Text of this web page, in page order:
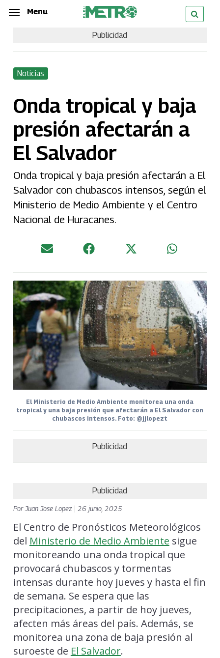
Skip
content
Menu
Publicidad
Noticias
Onda tropical y baja
presión afectarán a
El Salvador
Onda tropical y baja presión afectarán a El
Salvador con chubascos intensos, según el
Ministerio de Medio Ambiente y el Centro
Nacional de Huracanes.
El Ministerio de Medio Ambiente monitorea una onda
tropical y una baja presión que afectarán a El Salvador con
chubascos intensos. Foto: @jjlopezt
Publicidad
Publicidad
Por Juan Jose Lopez 26 junio, 2025
El Centro de Pronósticos Meteorológicos
del Ministerio de Medio Ambiente sigue
monitoreando una onda tropical que
provocará chubascos y tormentas
intensas durante hoy jueves y hasta el fin
de semana. Se espera que las
precipitaciones, a partir de hoy jueves,
afecten más áreas del país. Además, se
monitorea una zona de baja presión al
suroeste de El Salvador.
Menu